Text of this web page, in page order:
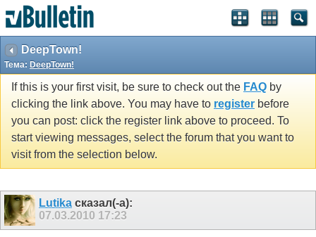
DeepTown!
Тема: DeepTown!
If this is your first visit, be sure to check out the FAQ by
clicking the link above. You may have to register before
you can post: click the register link above to proceed. To
start viewing messages, select the forum that you want to
visit from the selection below.
Lutika сказал(-а):
07.03.2010 17:23